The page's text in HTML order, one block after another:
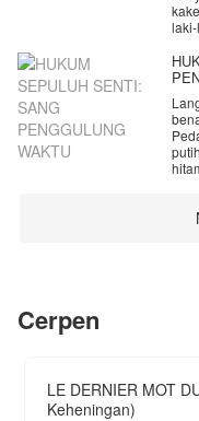
hal
itu
Cerpen
LE DERNIER MOT
Keheningan)